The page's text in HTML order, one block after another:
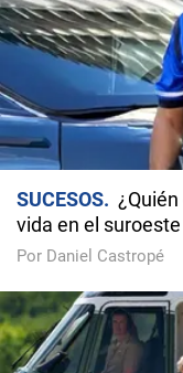
SUCESOS
vida en el
Por Daniel Castropé